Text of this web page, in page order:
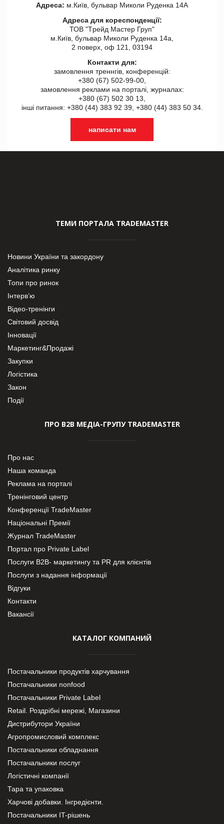
Адреса: м.Київ, бульвар Миколи Руденка 14А
Адреса для кореспонденції:
ТОВ "Tрейд Мастер Груп"
м.Київ, бульвар Миколи Руденка 14а,
2 поверх, оф 121, 03194
Контакти для:
замовлення треннгів, конференцій:
+380 (67) 502-99-00,
замовлення реклами на порталі, журналах:
+380 (67) 502 30 13,
інші питання: +380 (44) 383 92 39, +380 (44) 383 50 34.
написати нам
ТЕМИ ПОРТАЛА TRADEMASTER
Новини України та закордону
Аналітика ринку
Топи про ринок
Інтерв’ю
Відео-тренінги
Світовий досвід
Інновації
Маркетинг&Продажі
Закупки
Логістика
Закон
Події
ПРО В2В МЕДІА-ГРУПУ TRADEMASTER
Про нас
Наша команда
Реклама на порталі
Тренінговий центр
Конференції TradeMaster
Національні Премії
Журнал TradeMaster
Портал про Private Label
Послуги В2В- маркетингу та PR для клієнтів
Послуги з надання інформації
Відгуки
Контакти
Вакансії
КАТАЛОГ КОМПАНИЙ
Постачальники продуктів харчування
Постачальники nonfood
Постачальники Private Label
Retail. Роздрібні мережі, Магазини
Дистрибутори України
Агропромисловий комплекс
Постачальники обладнання
Постачальники послуг
Логістичні компанії
Тара та упаковка
Харчові добавки. Інгредієнти.
Постачальники IT-рішень